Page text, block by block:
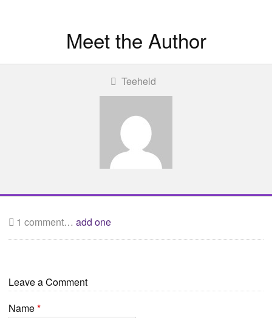
Meet the Author
Teeheld
1 comment… add one
Leave a Comment
Name*